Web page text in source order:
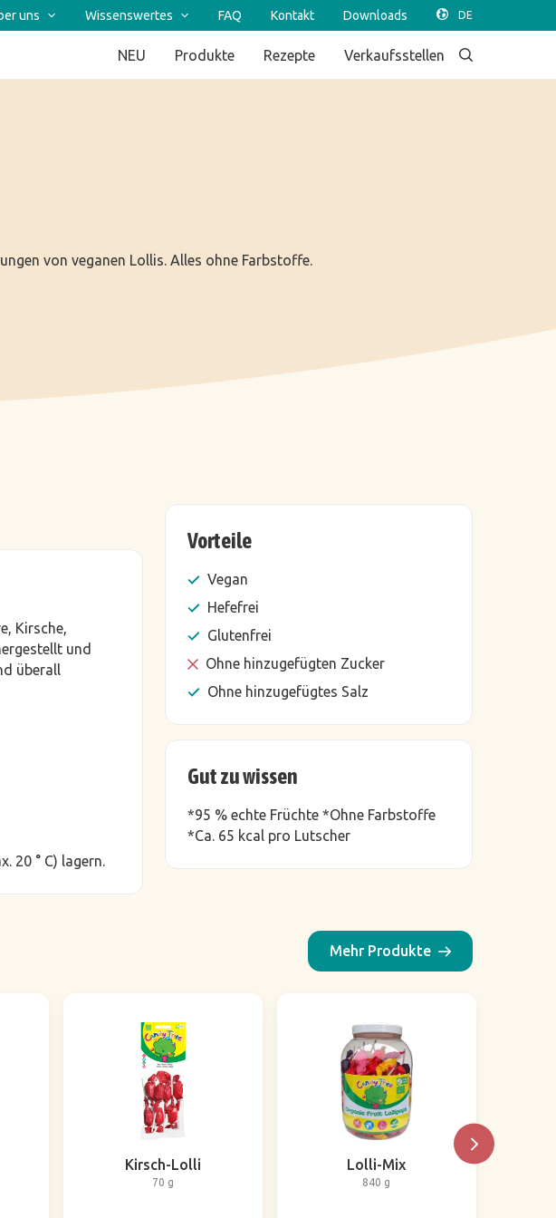
uns Wissenswertes FAQ Kontakt Downloads
NEU Produkte Rezepte Verkaufsstellen
von veganen Lollis. Alles ohne Farbstoffe.
Kirsche,
und
überall
20 ° C) lagern.
Vorteile
Vegan
Hefefrei
Glutenfrei
Ohne hinzugefügten Zucker
Ohne hinzugefügtes Salz
Gut zu wissen
*95 % echte Früchte *Ohne Farbstoffe
*Ca. 65 kcal pro Lutscher
Mehr Produkte
Kirsch-Lolli
70 g
Lolli-Mix
840 g